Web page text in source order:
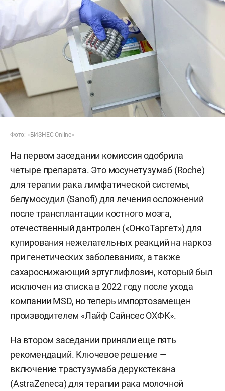
Фото: «БИЗНЕС Online»
На первом заседании комиссия одобрила
четыре препарата. Это мосунетузумаб (Roche)
для терапии рака лимфатической системы,
белумосудил (Sanofi) для лечения осложнений
после трансплантации костного мозга,
отечественный дантролен («ОнкоТаргет») для
купирования нежелательных реакций на наркоз
при генетических заболеваниях, а также
сахароснижающий эртуглифлозин, который был
исключен из списка в 2022 году после ухода
компании MSD, но теперь импортозамещен
производителем «Лайф Сайнсес ОХФК».
На втором заседании приняли еще пять
рекомендаций. Ключевое решение —
включение трастузумаба дерукстекана
(AstraZeneca) для терапии рака молочной